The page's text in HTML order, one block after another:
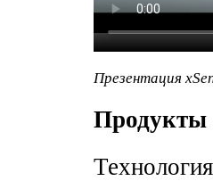
Презентация
Продукты